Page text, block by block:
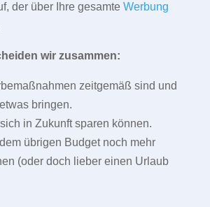
der über Ihre gesamte Werbung
wir zusammen:
zeitgemäß sind und
bringen.
in Zukunft sparen können.
übrigen Budget noch mehr
(oder doch lieber einen Urlaub